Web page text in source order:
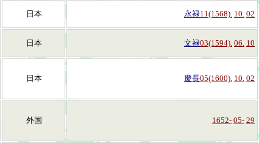
日本 永禄11(1568). 10. 02
日本 文禄03(1594). 06. 10
日本 慶長05(1600). 10. 02
外国 1652- 05- 29